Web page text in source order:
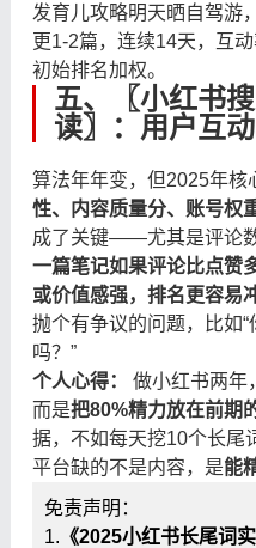
发育儿攻略明天晒自驾游
更1-2篇，连续14天，互
初始排名加权。
五、〖小红书
读〗：用户互
算法年年变，但2025年核
性、内容质量分、账号权
成了关键——尤其是评论
一篇笔记如果评论比点赞
或价值感强，排名更容易
抛个有争议的问题，比如
吗？”
个人心得：
做小红书两年
而是把80%精力放在前期
据，不如每天挖10个长尾
平台缺的不是内容，是能
免责声明：
1. 《2025小红书长尾词